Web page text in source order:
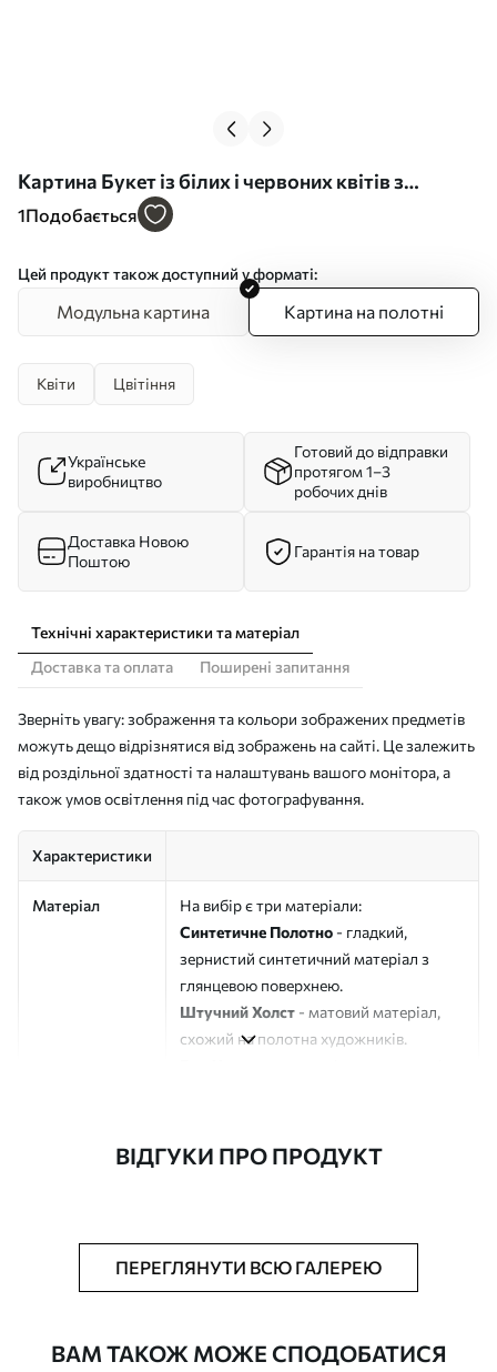
Картина Букет із білих і червоних квітів з
коричневими акцентами у вазі, виконаний у
1Подобається
Цей продукт також доступний у форматі:
Модульна картина Картина на полотні
Квіти Цвітіння
Українське
виробництво
Готовий до відправки
протягом 1–3
робочих днів
Доставка Новою
Поштою
Гарантія на товар
Технічні характеристики та матеріал
Доставка та оплата
Поширені запитання
Зверніть увагу: зображення та кольори зображених предметів
можуть дещо відрізнятися від зображень на сайті. Це залежить
від роздільної здатності та налаштувань вашого монітора, а
також умов освітлення під час фотографування.
Характеристики
Матеріал
На вибір є три матеріали:
Синтетичне Полотно - гладкий,
зернистий синтетичний матеріал з
глянцевою поверхнею.
Штучний Холст - матовий матеріал,
схожий на полотна художників.
Додатково Можна додати лакове покриття.
ВІДГУКИ ПРО ПРОДУКТ
ПЕРЕГЛЯНУТИ ВСЮ ГАЛЕРЕЮ
ВАМ ТАКОЖ МОЖЕ СПОДОБАТИСЯ